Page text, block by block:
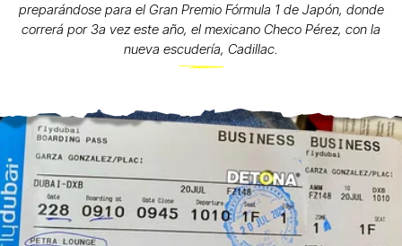
preparándose para el Gran Premio Fórmula 1 de Japón, donde
correrá por 3a vez este año, el mexicano Checo Pérez, con la
nueva escudería, Cadillac.